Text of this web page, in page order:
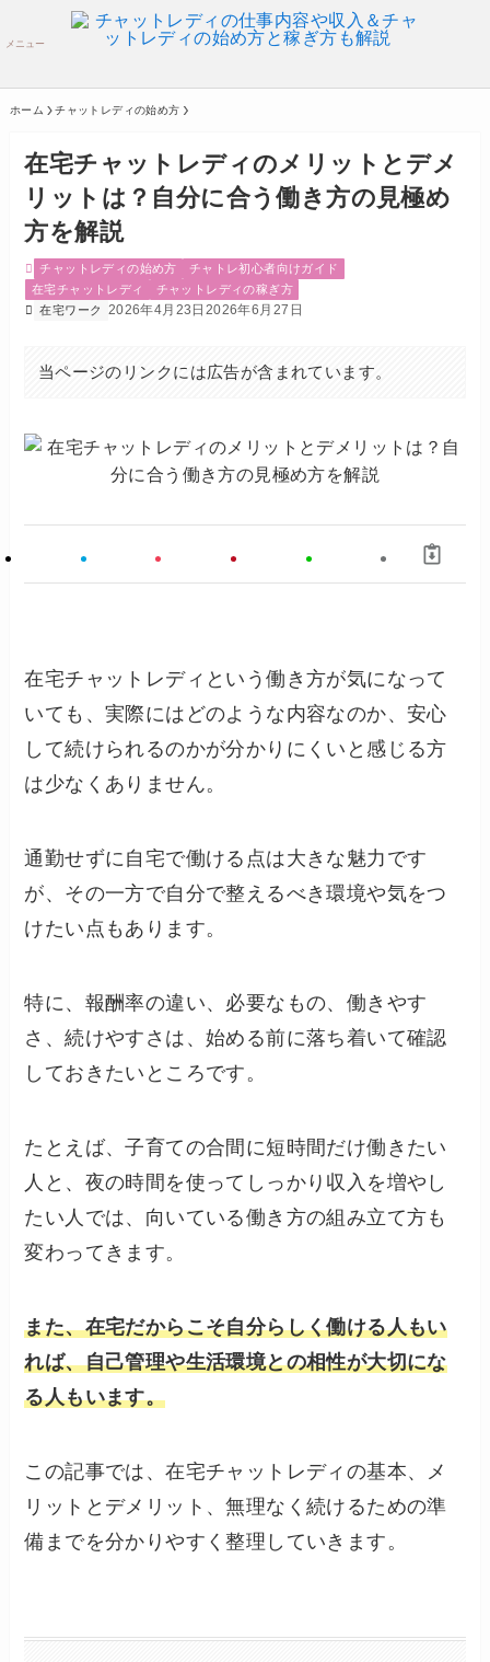
メニュー
ホーム チャットレディの始め方
在宅チャットレディのメリットとデメ
リットは？自分に合う働き方の見極め
方を解説
チャットレディの始め方
チャトレ初心者向けガイド
在宅チャットレディ
チャットレディの稼ぎ方
在宅ワーク
2026年4月23日 2026年6月27日
当ページのリンクには広告が含まれています。
在宅チャットレディという働き方が気になって
いても、実際にはどのような内容なのか、安心
して続けられるのかが分かりにくいと感じる方
は少なくありません。
通勤せずに自宅で働ける点は大きな魅力です
が、その一方で自分で整えるべき環境や気をつ
けたい点もあります。
特に、報酬率の違い、必要なもの、働きやす
さ、続けやすさは、始める前に落ち着いて確認
しておきたいところです。
たとえば、子育ての合間に短時間だけ働きたい
人と、夜の時間を使ってしっかり収入を増やし
たい人では、向いている働き方の組み立て方も
変わってきます。
また、在宅だからこそ自分らしく働ける人もい
れば、自己管理や生活環境との相性が大切にな
る人もいます。
この記事では、在宅チャットレディの基本、メ
リットとデメリット、無理なく続けるための準
備までを分かりやすく整理していきます。